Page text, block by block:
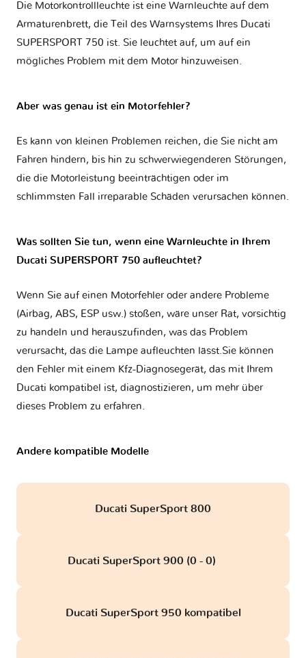
Die Motorkontrollleuchte ist eine Warnleuchte auf dem
Armaturenbrett, die Teil des Warnsystems Ihres Ducati
SUPERSPORT 750 ist. Sie leuchtet auf, um auf ein
mögliches Problem mit dem Motor hinzuweisen.
Aber was genau ist ein Motorfehler?
Es kann von kleinen Problemen reichen, die Sie nicht am
Fahren hindern, bis hin zu schwerwiegenderen Störungen,
die die Motorleistung beeinträchtigen oder im
schlimmsten Fall irreparable Schäden verursachen können.
Was sollten Sie tun, wenn eine Warnleuchte in Ihrem
Ducati SUPERSPORT 750 aufleuchtet?
Wenn Sie auf einen Motorfehler oder andere Probleme
(Airbag, ABS, ESP usw.) stoßen, wäre unser Rat, vorsichtig
zu handeln und herauszufinden, was das Problem
verursacht, das die Lampe aufleuchten lässt.Sie können
den Fehler mit einem Kfz-Diagnosegerät, das mit Ihrem
Ducati kompatibel ist, diagnostizieren, um mehr über
dieses Problem zu erfahren.
Andere kompatible Modelle
Ducati SuperSport 800
Ducati SuperSport 900 (0 - 0)
Ducati SuperSport 950 kompatibel